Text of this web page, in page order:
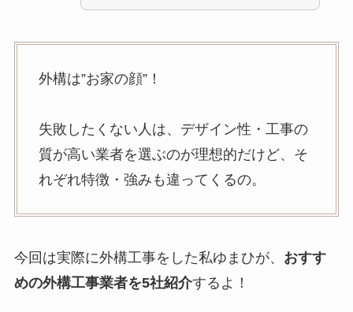
外構は”お家の顔”！
失敗したくない人は、デザイン性・工事の
質が高い業者を選ぶのが理想的だけど、そ
れぞれ特徴・強みも違ってくるの。
今回は実際に外構工事をした私ゆまひが、 おすす
めの外構工事業者を5社紹介するよ！